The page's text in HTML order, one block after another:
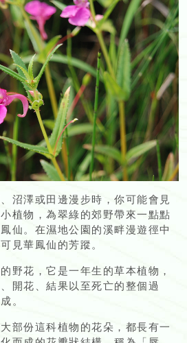
沼澤或田邊漫步時，你可能會見
植物，為翠綠的郊野帶來一點點
仙。在濕地公園的溪畔漫遊徑中
見華鳳仙的芳蹤。
野花，它是一年生的草本植物，
開花、結果以至死亡的整個過
。
部份這科植物的花朵，都長有一